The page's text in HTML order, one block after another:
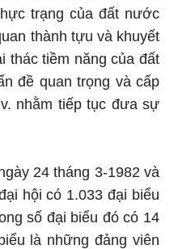
trạng của đất nước
thành tựu và khuyết
thác tiềm năng của đất
đề quan trọng và cấp
nhằm tiếp tục đưa sự
24 tháng 3-1982 và
hội có 1.033 đại biểu
số đại biểu đó có 14
là những đảng viên